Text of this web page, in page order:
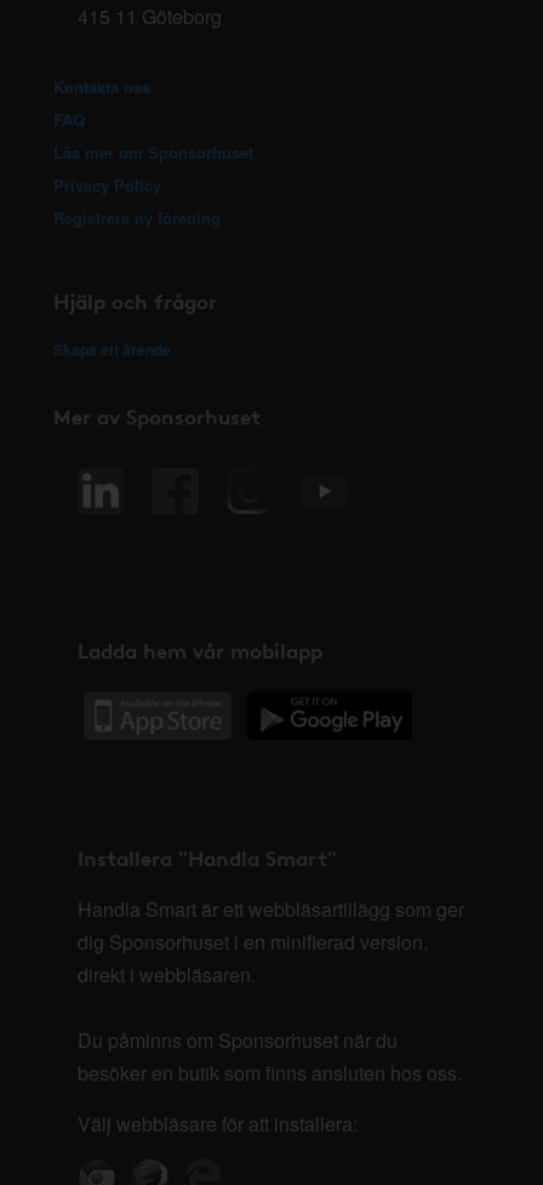
415 11 Göteborg
Kontakta oss
FAQ
Läs mer om Sponsorhuset
Privacy Policy
Registrera ny förening
Hjälp och frågor
Skapa ett ärende
Mer av Sponsorhuset
Ladda hem vår mobilapp
Installera "Handla Smart"
Handla Smart är ett webbläsartillägg som ger
dig Sponsorhuset i en minifierad version,
direkt i webbläsaren.
Du påminns om Sponsorhuset när du
besöker en butik som finns ansluten hos oss.
Välj webbläsare för att installera: